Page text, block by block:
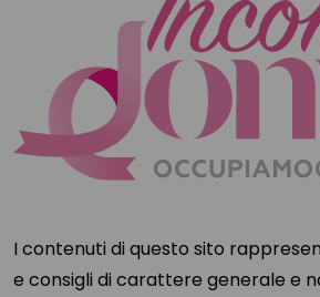
I contenuti di questo sito
e consigli di carattere generale e